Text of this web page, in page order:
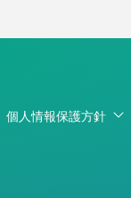
個人情報保護方針